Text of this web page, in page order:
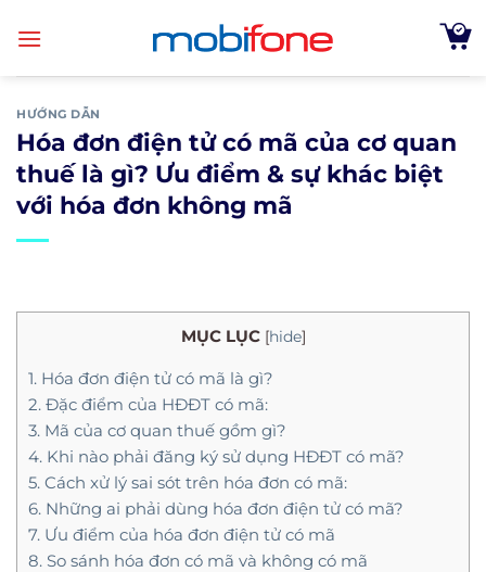
HƯỚNG DẪN
Hóa đơn điện tử có mã của cơ quan
thuế là gì? Ưu điểm & sự khác biệt
với hóa đơn không mã
MỤC LỤC [hide]
1. Hóa đơn điện tử có mã là gì?
2. Đặc điểm của HĐĐT có mã:
3. Mã của cơ quan thuế gồm gì?
4. Khi nào phải đăng ký sử dụng HĐĐT có mã?
5. Cách xử lý sai sót trên hóa đơn có mã:
6. Những ai phải dùng hóa đơn điện tử có mã?
7. Ưu điểm của hóa đơn điện tử có mã
8. So sánh hóa đơn có mã và không có mã